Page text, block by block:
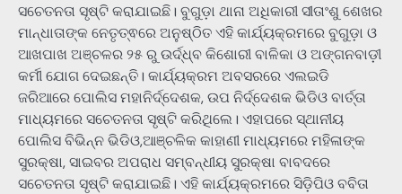
ସଚେତନତା ସୃଷ୍ଟି କରାଯାଇଛି। ବୁଗୁଡ଼ା ଥାନା ଅଧିକାରୀ ସୀତାଂଶୁ ଶେଖର
ମାନ୍ଧାତାଙ୍କ ନେତୃତ୍ଵରେ ଅନୁଷ୍ଠିତ ଏହି କାର୍ଯ୍ୟକ୍ରମରେ ବୁଗୁଡ଼ା ଓ
ଆଖପାଖ ଅଞ୍ଚଳର ୨୫ ରୁ ଉର୍ଦ୍ଧ୍ବ କିଶୋରୀ ବାଳିକା ଓ ଅଙ୍ଗନବାଡ଼ୀ
କର୍ମୀ ଯୋଗ ଦେଇଛନ୍ତି। କାର୍ଯ୍ୟକ୍ରମ ଅବସରରେ ଏଲଇଡି
ଜରିଆରେ ପୋଲିସ ମହାନିର୍ଦ୍ଦେଶକ, ଉପ ନିର୍ଦ୍ଦେଶକ ଭିଡିଓ ବାର୍ତ୍ତା
ମାଧ୍ୟମରେ ସଚେତନତା ସୃଷ୍ଟି କରିଥିଲେ। ଏହାପରେ ସ୍ଥାନୀୟ
ପୋଲିସ ବିଭିନ୍ନ ଭିଡିଓ,ଆଞ୍ଚଳିକ କାହାଣୀ ମାଧ୍ୟମରେ ମହିଳାଙ୍କ
ସୁରକ୍ଷା, ସାଇବର ଅପରାଧ ସମ୍ବନ୍ଧୀୟ ସୁରକ୍ଷା ବାବଦରେ
ସଚେତନତା ସୃଷ୍ଟି କରାଯାଇଛି। ଏହି କାର୍ଯ୍ୟକ୍ରମରେ ସିଡ଼ିପିଓ ବବିତା